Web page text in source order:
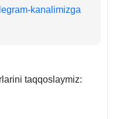
kanalimizga
taqqoslaymiz: